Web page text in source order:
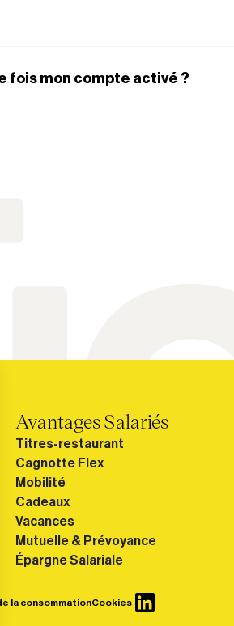
fois mon compte activé ?
Avantages Salariés
Titres-restaurant
Cagnotte Flex
Mobilité
Cadeaux
Vacances
Mutuelle & Prévoyance
Épargne Salariale
la consommationCookies